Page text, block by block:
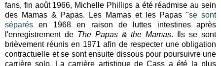
fans, fin août 1966, Michelle Phillips a été réadmise au sein
des Mamas & Papas. Les Mamas et les Papas "se sont
séparés en 1968 en raison de luttes intestines après
l'enregistrement de The Papas & the Mamas. Ils se sont
brièvement réunis en 1971 afin de respecter une obligation
contractuelle et se sont ensuite dissous pour poursuivre une
carrière solo. La carrière artistique de Cass a été la plus